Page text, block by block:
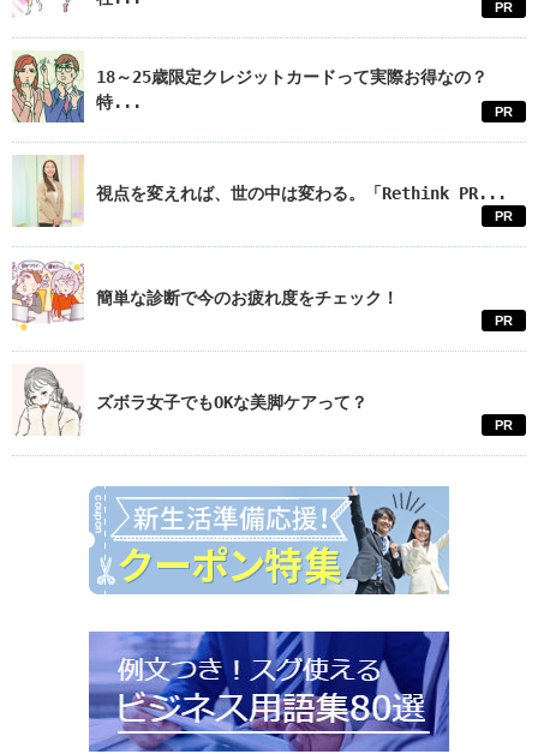
PR
18～25歳限定クレジットカードって実際お得なの？
特...
PR
視点を変えれば、世の中は変わる。「Rethink PR...
PR
簡単な診断で今のお疲れ度をチェック！
PR
ズボラ女子でもOKな美脚ケアって？
PR